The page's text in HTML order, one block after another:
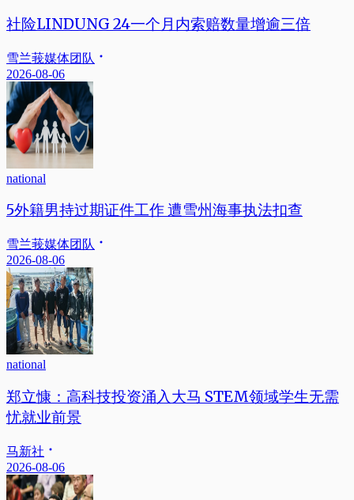
社险LINDUNG 24一个月内索赔数量增逾三倍
雪兰莪媒体团队
2026-08-06
national
5外籍男持过期证件工作 遭雪州海事执法扣查
雪兰莪媒体团队
2026-08-06
national
郑立慷：高科技投资涌入大马 STEM领域学生无需
忧就业前景
马新社
2026-08-06